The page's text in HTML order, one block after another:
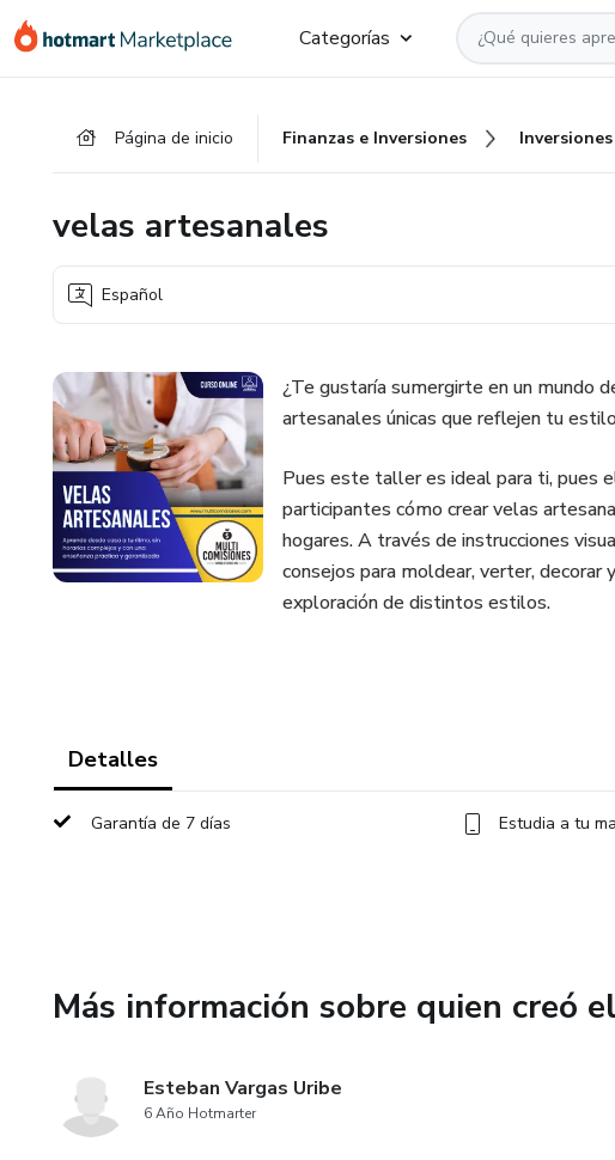
Categorías
Página de inicio Finanzas e Inversiones Inversiones
velas artesanales
Español
¿Te gustaría sumergirte en un mundo
artesanales únicas que reflejen tu
Pues este taller es ideal para ti, pues
participantes cómo crear velas
hogares. A través de instrucciones
consejos para moldear, verter,
exploración de distintos estilos.
Detalles
Garantía de 7 días Estudia a tu
Más información sobre quien creó
Esteban Vargas Uribe
6 Año Hotmarter